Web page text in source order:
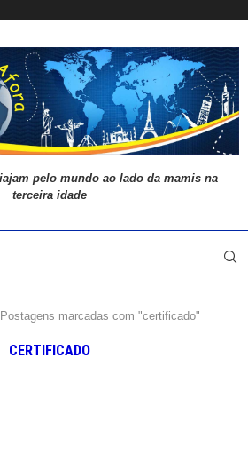
pelo mundo ao lado da mamis na
terceira idade
Postagens marcadas com "certificado"
CERTIFICADO